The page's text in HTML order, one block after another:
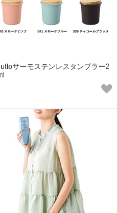
サーモステンレスタンブラー2